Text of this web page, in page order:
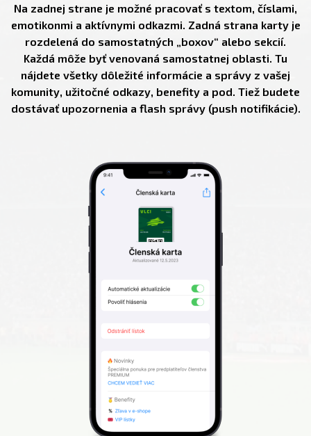
Na zadnej strane je možné pracovať s textom, číslami,
emotikonmi a aktívnymi odkazmi. Zadná strana karty je
rozdelená do samostatných „boxov“ alebo sekcií.
Každá môže byť venovaná samostatnej oblasti. Tu
nájdete všetky dôležité informácie a správy z vašej
komunity, užitočné odkazy, benefity a pod. Tiež budete
dostávať upozornenia a flash správy (push notifikácie).